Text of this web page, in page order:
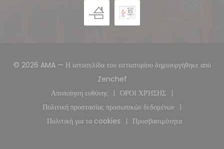
© 2026 AMA — Η ιστοσελίδα του εστιατορίου δημιουργήθηκε από
Zenchef((ανοίγει σε νέο παράθυρο))
Αποποίηση ευθύνης
((ανοίγει σε νέο παράθυρο))
ΌΡΟΙ ΧΡΉΣΗΣ
((ανοίγει σε νέο
Πολιτική προστασίας προσωπικών δεδομένων
((ανοίγει σε νέο παράθυρο))
Πολιτική για τα cookies
((ανοίγει σε νέο παράθυρο))
Προσβασιμότητα
((ανοίγει σε νέο